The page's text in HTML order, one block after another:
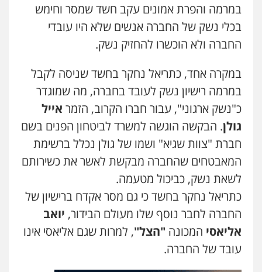
גל דהן – משרד עורך דין פלילי
פלילי פשיעה חמורה סמים מעצרים
וחקירות
0544723840
עו"ד ראוף נג'אר
פלילי עורכי דין לענייני אסירים מעצרים
סמים רכוש
0548009246
עדי כרמלי – חברת עו"ד
פלילי כלכלי עורכי דין לענייני אסירים
0525060666
גיא זהבי משרד עורכי דין
פלילי משפחה
503456449
במרמה והפרת אמונים עקב חשד שמסר וחימש
בכלי נשק של החברה אנשים שלא היו עובדי
החברה ולא הוכשרו להחזיק נשק.
במקרה אחד, כתריאל נחקר בחשד שניסה לקבל
במרמה רישיון נשק לעובד בחברה, מה שמוגדר
כ"נשק ארגוני", עבור חברו הקרוב, הזמר אייל
גולן. הבקשה הוגשה למשרד לביטחון הפנים בשם
חברת "צוות שגיא" ושמו של גולן נכלל ברשימת
המאבטחים שהחברה מבקשת לאשר את כשירותם
לשאת נשק, כביכול מטעמה.
כתריאל נחקר בחשד כי גם מסר אקדח ברישיון של
החברה לחבר נוסף שלו מעולם הבידור, יואב
אליאסי המכונה "הצל", למרות שגם אליאסי אינו
עובד של החברה.